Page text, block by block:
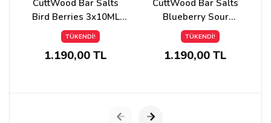
CuttWood Bar Salts
Bird Berries 3x10ML
Premium Likit
TÜKENDİ!
1.190,00 TL
CuttWood Bar Salts
Blueberry Sour
Raspberry 3x10ML
Premium Likit
TÜKENDİ!
1.190,00 TL